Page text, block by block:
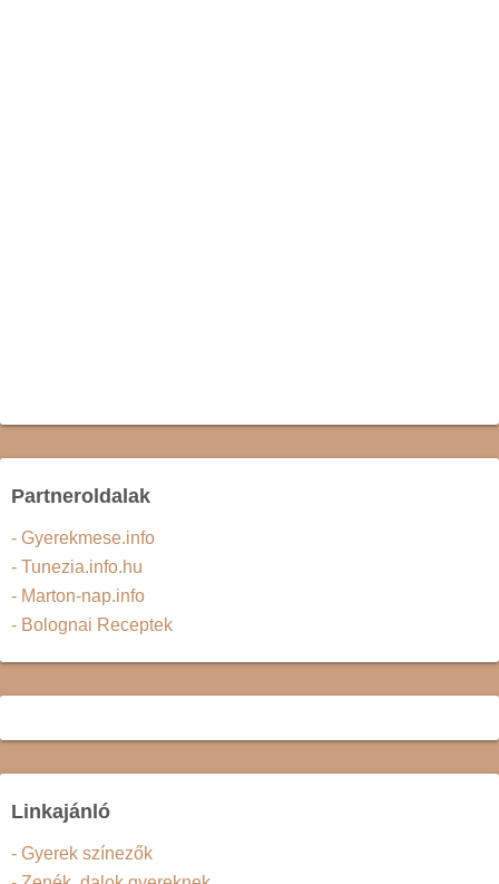
Partneroldalak
- Gyerekmese.info
- Tunezia.info.hu
- Marton-nap.info
- Bolognai Receptek
Linkajánló
- Gyerek színezők